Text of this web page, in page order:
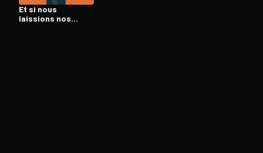
Et si nous
laissions nos